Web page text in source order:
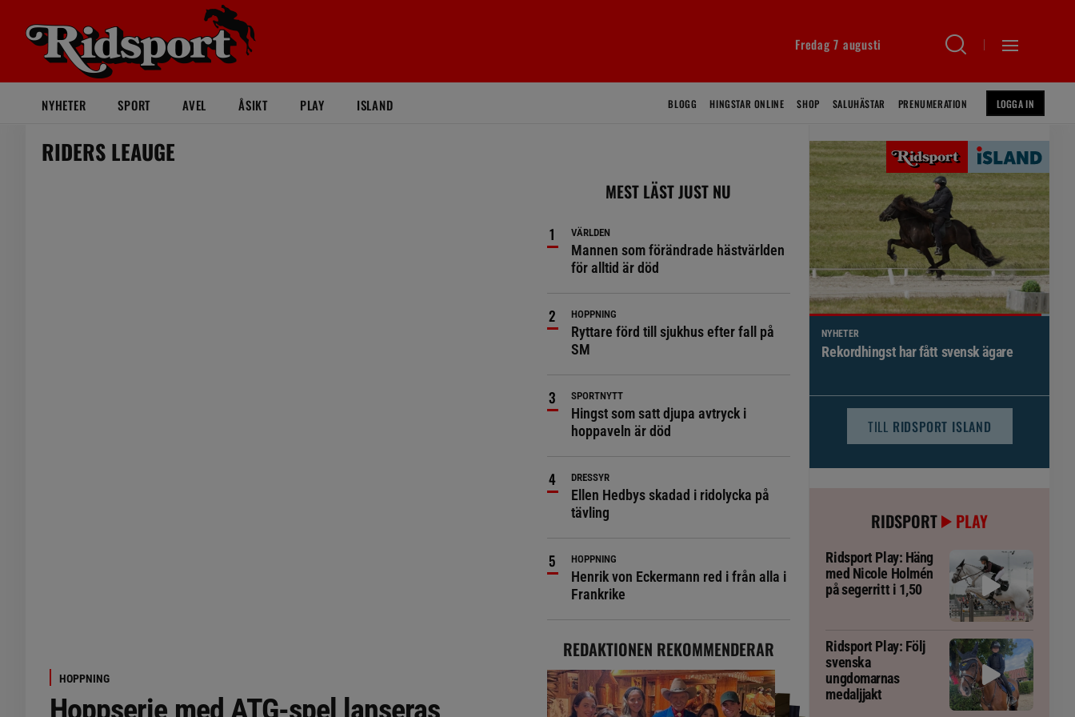
Fredag 7 augusti
NYHETER SPORT AVEL ÅSIKT PLAY ISLAND BLOGG HINGSTAR ONLINE SHOP SALUHÄSTAR PRENUMERATION LOGGA IN
RIDERS LEAUGE
HOPPNING
Hoppserie med ATG-spel lanseras
MEST LÄST JUST NU
VÄRLDEN
Mannen som förändrade hästvärlden
för alltid är död
HOPPNING
Ryttare förd till sjukhus efter fall på
SM
SPORTNYTT
Hingst som satt djupa avtryck i
hoppaveln är död
DRESSYR
Ellen Hedbys skadad i ridolycka på
tävling
HOPPNING
Henrik von Eckermann red i från alla i
Frankrike
REDAKTIONEN REKOMMENDERAR
NYHETER
Brett politiskt stöd för förändringar i
TILL RIDSPORT ISLAND
RIDSPORT PLAY
Ridsport Play: Häng
med Nicole Holmén
på segerritt i 1,50
Ridsport Play: Följ
svenska
ungdomarnas
medaljjakt